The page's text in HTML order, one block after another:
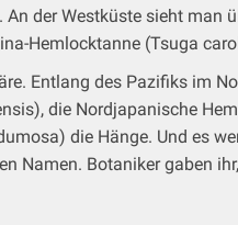
der Westküste sieht man
Hemlocktanne (Tsuga
Entlang des Pazifiks im
die Nordjapanische
die Hänge. Und es
Namen. Botaniker gaben